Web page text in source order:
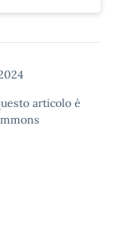
articolo è